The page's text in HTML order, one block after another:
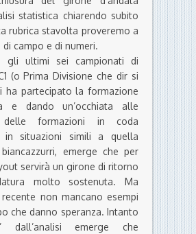
statistica chiarendo subito
rubrica stavolta proveremo a
campo e di numeri.
gli ultimi sei campionati di
(o Prima Divisione che dir si
ha partecipato la formazione
e dando un’occhiata alle
delle formazioni in coda
in situazioni simili a quella
emerge che per
servirà un girone di ritorno
molto sostenuta. Ma
non mancano esempi
che danno speranza. Intanto
dall’analisi emerge che